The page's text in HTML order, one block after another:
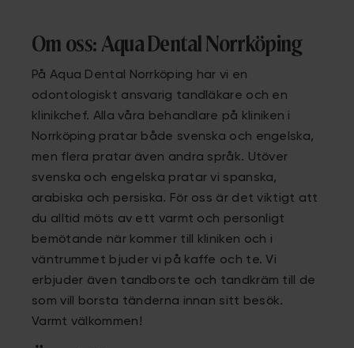
Om oss: Aqua Dental Norrköping
På Aqua Dental Norrköping har vi en
odontologiskt ansvarig tandläkare och en
klinikchef. Alla våra behandlare på kliniken i
Norrköping pratar både svenska och engelska,
men flera pratar även andra språk. Utöver
svenska och engelska pratar vi spanska,
arabiska och persiska. För oss är det viktigt att
du alltid möts av ett varmt och personligt
bemötande när kommer till kliniken och i
väntrummet bjuder vi på kaffe och te. Vi
erbjuder även tandborste och tandkräm till de
som vill borsta tänderna innan sitt besök.
Varmt välkommen!